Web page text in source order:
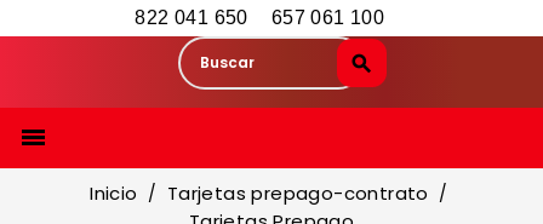
822 041 650 657 061 100

Inicio
Tarjetas prepago-contrato